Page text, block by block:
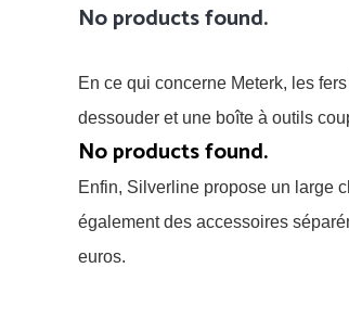
No products found.
En ce qui concerne Meterk, les
dessouder et une boîte à outils
No products found.
Enfin, Silverline propose un large
également des accessoires
euros.